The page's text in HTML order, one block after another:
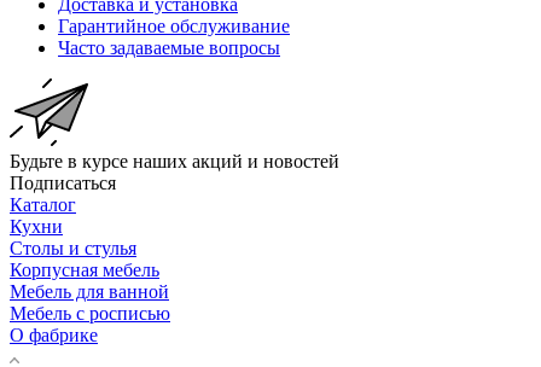
Доставка и установка
Гарантийное обслуживание
Часто задаваемые вопросы
Будьте в курсе наших акций и новостей
Подписаться
Каталог
Кухни
Столы и стулья
Корпусная мебель
Мебель для ванной
Мебель с росписью
О фабрике